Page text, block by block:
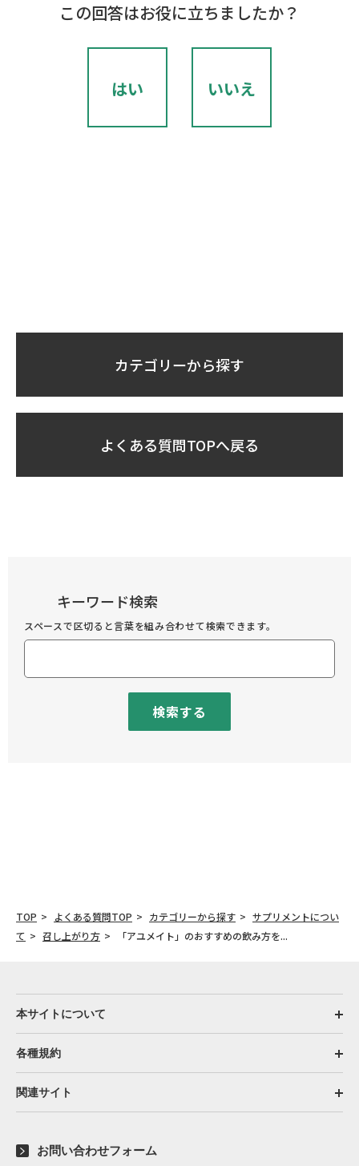
この回答はお役に立ちましたか？
はい いいえ
カテゴリーから探す
よくある質問TOPへ戻る
キーワード検索
スペースで区切ると言葉を組み合わせて検索できます。
検索する
TOP よくある質問TOP カテゴリーから探す
サプリメントについ
て
召し上がり方 「アユメイト」のおすすめの飲み方を...
本サイトについて
各種規約
関連サイト
お問い合わせフォーム